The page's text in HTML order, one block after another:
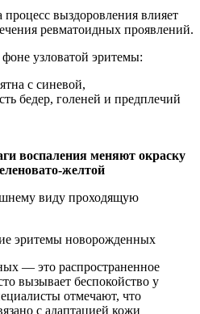
выздоровления влияет
ревматоидных проявлений.
узловатой эритемы:
с синевой,
бедер, голеней и предплечий
воспаления меняют окраску
желтой
виду проходящую
— это распространенное
вызывает беспокойство у
отмечают, что
с адаптацией кожи